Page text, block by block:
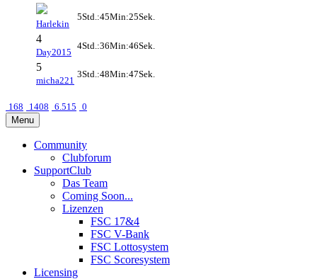
Harlekin
5Std.:45Min:25Sek.
4
Day2015
4Std.:36Min:46Sek.
5
micha221
3Std.:48Min:47Sek.
168 1408 6.515 0
Menu
Community
Clubforum
SupportClub
Das Team
Coming Soon...
Lizenzen
FSC 17&4
FSC V-Bank
FSC Lottosystem
FSC Scoresystem
Licensing